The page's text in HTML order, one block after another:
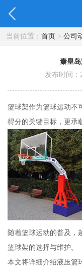
当前位置： 首页> 公司
秦皇
发布时间
篮球架作为篮球运动不
得分的关键目标，更承
随着篮球运动的普及，
篮球架的选择与维护。
本文将详细介绍液压篮